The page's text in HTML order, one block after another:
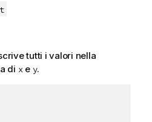
tutti i valori nella
di x e y.